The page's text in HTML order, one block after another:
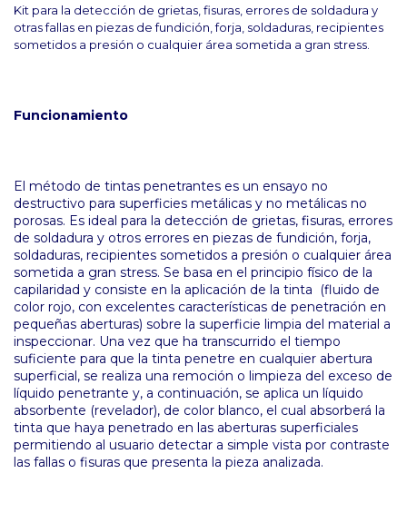
Kit para la detección de grietas, fisuras, errores de soldadura y
otras fallas en piezas de fundición, forja, soldaduras, recipientes
sometidos a presión o cualquier área sometida a gran stress.
Funcionamiento
El método de tintas penetrantes es un ensayo no
destructivo para superficies metálicas y no metálicas no
porosas. Es ideal para la detección de grietas, fisuras, errores
de soldadura y otros errores en piezas de fundición, forja,
soldaduras, recipientes sometidos a presión o cualquier área
sometida a gran stress. Se basa en el principio físico de la
capilaridad y consiste en la aplicación de la tinta (fluido de
color rojo, con excelentes características de penetración en
pequeñas aberturas) sobre la superficie limpia del material a
inspeccionar. Una vez que ha transcurrido el tiempo
suficiente para que la tinta penetre en cualquier abertura
superficial, se realiza una remoción o limpieza del exceso de
líquido penetrante y, a continuación, se aplica un líquido
absorbente (revelador), de color blanco, el cual absorberá la
tinta que haya penetrado en las aberturas superficiales
permitiendo al usuario detectar a simple vista por contraste
las fallas o fisuras que presenta la pieza analizada.